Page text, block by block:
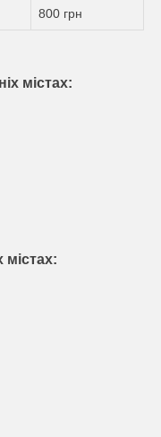
800 грн
містах:
містах: